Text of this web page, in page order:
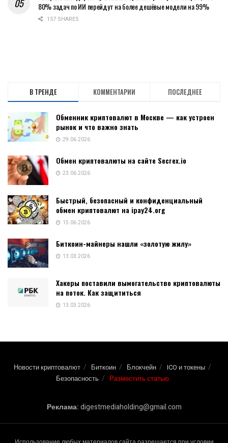
80% задач по ИИ перейдут на более дешёвые модели на 99%
157 SHARES
В ТРЕНДЕ КОММЕНТАРИИ ПОСЛЕДНЕЕ
Обменник криптовалют в Москве — как устроен
рынок и что важно знать
29.06.2026
Обмен криптовалюты на сайте Secrex.io
23.06.2026
Быстрый, безопасный и конфиденциальный
обмен криптовалют на ipay24.org
15.06.2026
Биткоин-майнеры нашли «золотую жилу»
13.03.2026
Хакеры поставили вымогательство криптовалюты
на поток. Как защититься
13.03.2026
Новости криптовалют Биткоин Блокчейн
ICO и токены
Безопасность
Разместить статью
Реклама:digestmediaholding@gmail.com